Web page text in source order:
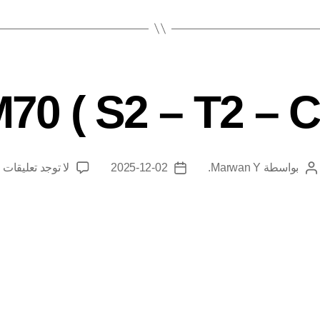
( S2 – T2 –
بواسطة Marwan Y.
2025-12-02 لا توجد تعليقات